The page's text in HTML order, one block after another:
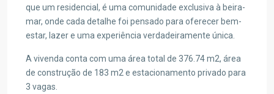
que um residencial, é uma comunidade exclusiva à beira-
mar, onde cada detalhe foi pensado para oferecer bem-
estar, lazer e uma experiência verdadeiramente única.
A vivenda conta com uma área total de 376.74 m2, área
de construção de 183 m2 e estacionamento privado para
3 vagas.